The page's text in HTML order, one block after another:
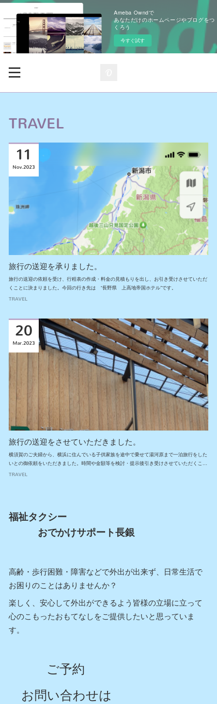
Ameba Owndで
あなただけのホームページやブログをつ
くろう
今すぐ試す
TRAVEL
旅行の送迎を承りました。
旅行の送迎の依頼を受け、行程表の作成・料金の見積もりを出し、お引き受けさせていただ
くことに決まりました。今回の行き先は “長野県 上高地帝国ホテル”です。
11
Nov 2023
TRAVEL
旅行の送迎をさせていただきました。
横須賀のご夫婦から、横浜に住んでいる子供家族を途中で乗せて湯河原まで一泊旅行をした
いとの御依頼をいただきました。時間や金額等を検討・提示後引き受けさせていただくこ…
20
Mar 2023
TRAVEL
福祉タクシー
おでかけサポート長銀
高齢・歩行困難・障害などで外出が出来ず、日常生活で
お困りのことはありませんか？
楽しく、安心して外出ができるよう皆様の立場に立って
心のこもったおもてなしをご提供したいと思っていま
す。
ご予約
お問い合わせは